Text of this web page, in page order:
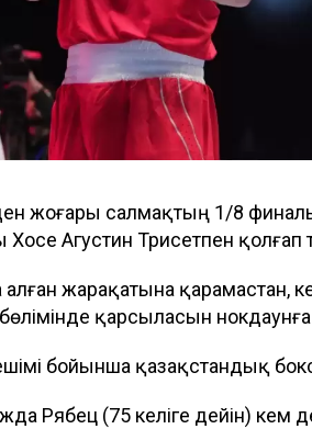
жоғары салмақтың 1/8
Агустин Трисетпен қолғап
жарақатына қарамастан,
қарсыласын
бойынша қазақстандық
Рябец (75 келіге дейін) кем